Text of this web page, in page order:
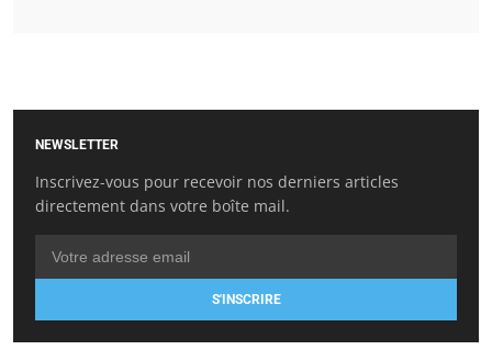
NEWSLETTER
Inscrivez-vous pour recevoir nos derniers articles
directement dans votre boîte mail.
S'INSCRIRE